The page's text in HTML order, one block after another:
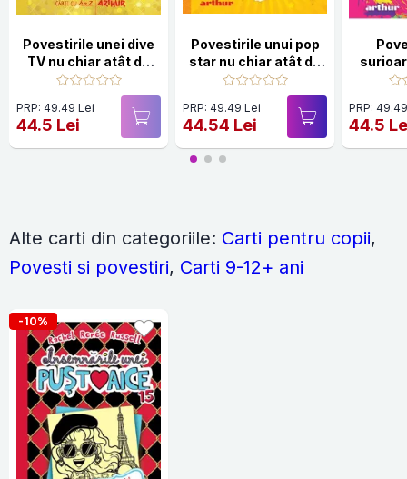
Povestirile unei dive
TV nu chiar atât de
strălucitoare. Seria
Insemnarile unei
pustoaice Vol. 7
PRP: 49.49 Lei
44.5 Lei
Povestirile unui pop
star nu chiar atât de
talentat. Seria
Insemnarile unei
pustoaice Vol.3
PRP: 49.49 Lei
44.54 Lei
atât
PRP:
44.5
Alte carti din categoriile: Carti pentru copii,
Povesti si povestiri, Carti 9-12+ ani
-10%